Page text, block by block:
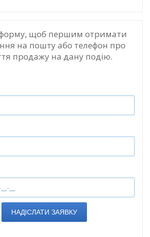
форму, щоб першим отримати
на пошту або телефон про
продажу на дану подію.
НАДІСЛАТИ ЗАЯВКУ